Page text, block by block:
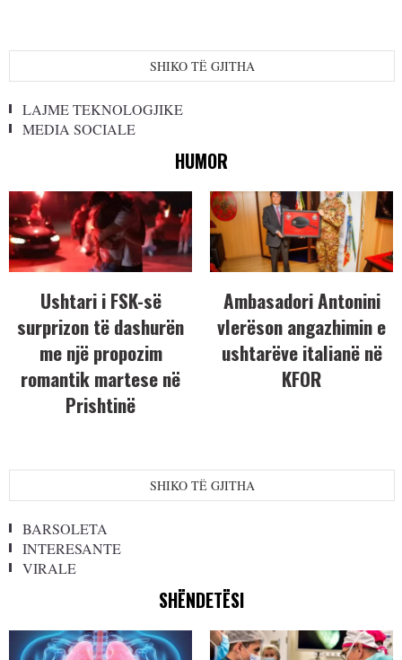
SHIKO TË GJITHA
LAJME TEKNOLOGJIKE
MEDIA SOCIALE
HUMOR
Ushtari i FSK-së
surprizon të dashurën
me një propozim
romantik martese në
Prishtinë
Ambasadori Antonini
vlerëson angazhimin e
ushtarëve italianë në
KFOR
SHIKO TË GJITHA
BARSOLETA
INTERESANTE
VIRALE
SHËNDETËSI